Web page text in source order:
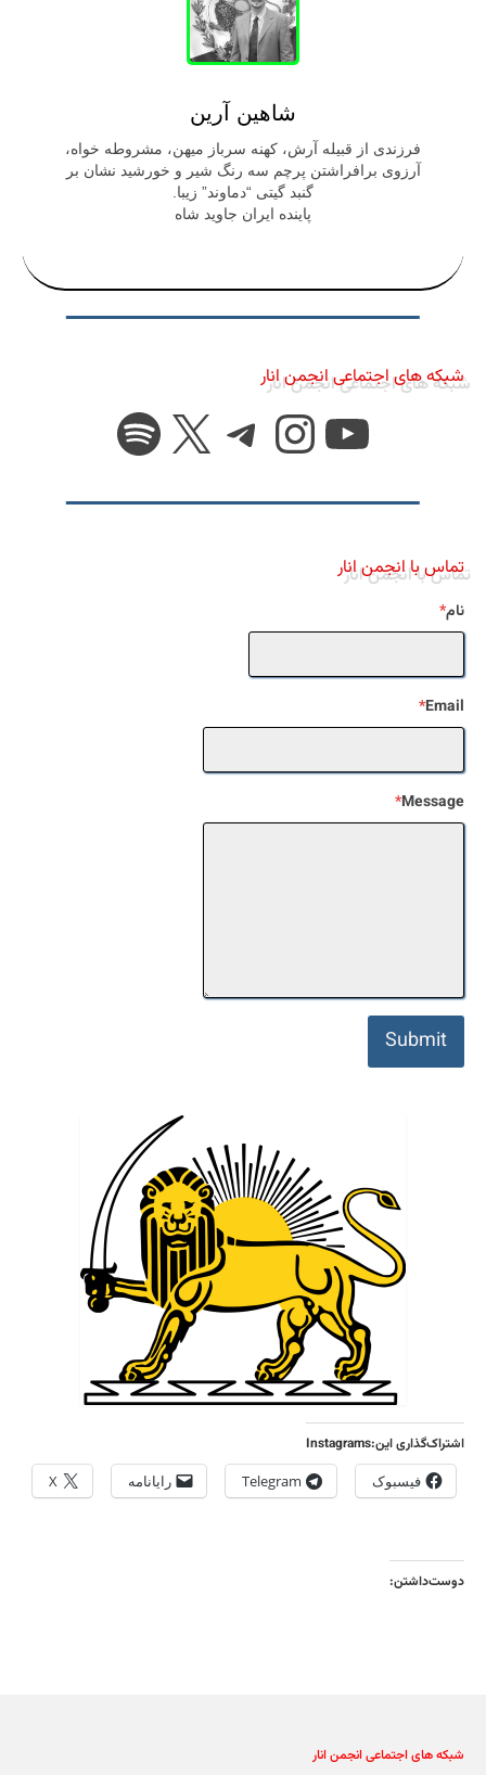
شاهین آرین
فرزندی از قبیله آرش، کهنه سرباز میهن، مشروطه خواه،
آرزوی برافراشتن پرچم سه رنگ شیر و خورشید نشان بر
گنبد گیتی “دماوند” زیبا.
پاینده ایران جاوید شاه
شبکه های اجتماعی انجمن انار
یوتیوب
اینستاگرم
تلگرام
X
تماس با انجمن انار
نام*
Email
*
Message
*
Submit
اشتراک‌گذاری این:Instagrams
فیسبوک
Telegram رایانامه X
دوست‌داشتن:
شبکه های اجتماعی انجمن انار